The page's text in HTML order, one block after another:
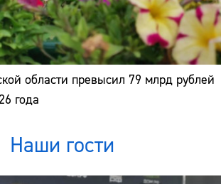
области превысил 79 млрд рублей
года
Наши гости